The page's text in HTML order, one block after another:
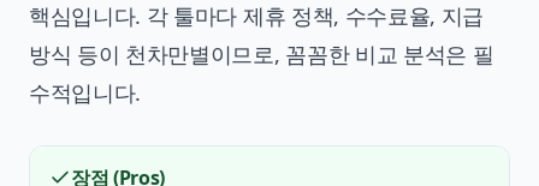
핵심입니다. 각 툴마다 제휴 정책, 수수료율, 지급
방식 등이 천차만별이므로, 꼼꼼한 비교 분석은 필
수적입니다.
장점 (Pros)